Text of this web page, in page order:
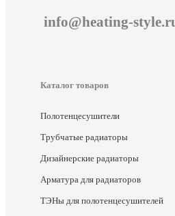
info@heating-
Каталог товаров
Полотенцесушители
Трубчатые радиаторы
Дизайнерские радиаторы
Арматура для радиаторов
ТЭНы для полотенцесушителей